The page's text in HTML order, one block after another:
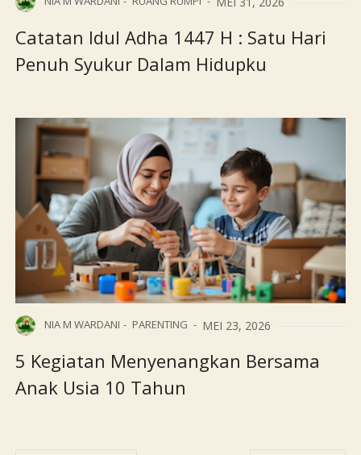
Catatan Idul Adha 1447 H : Satu Hari
Penuh Syukur Dalam Hidupku
NIA M WARDANI PARENTING MEI 23, 2026
5 Kegiatan Menyenangkan Bersama
Anak Usia 10 Tahun